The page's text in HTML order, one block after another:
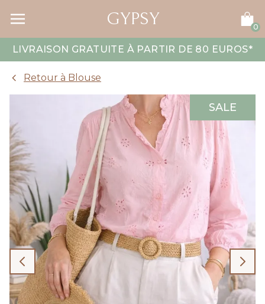
GYPSY 0
LIVRAISON GRATUITE À PARTIR DE 80 EUROS*
Retour à Blouse
SALE